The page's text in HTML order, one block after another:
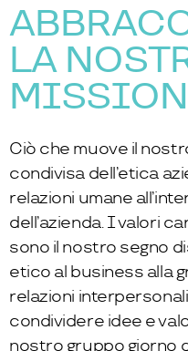
LA
Ciò che muove il
condivisa dell’etica
relazioni umane
dell’azienda. I valori
sono il nostro segno
etico al business alla
relazioni
condividere idee e
nostro gruppo giorno